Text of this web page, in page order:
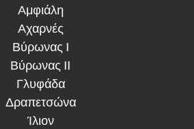
Αμφιάλη
Αχαρνές
Βύρωνας Ι
Βύρωνας ΙΙ
Γλυφάδα
Δραπετσώνα
Ίλιον